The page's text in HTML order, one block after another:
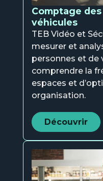
Comptage
véhicules
TEB Vidéo et
mesurer et
personnes et de
comprendre la
espaces et
organisation.
Découvrir